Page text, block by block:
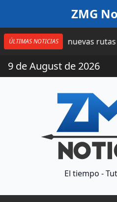
ZMG
ÚLTIMAS NOTICIAS
cuatro nuevas rutas
9 de August de 2026
El tiempo -